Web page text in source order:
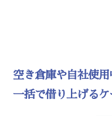
空き倉庫や自社使用
一括で借り上げるケ